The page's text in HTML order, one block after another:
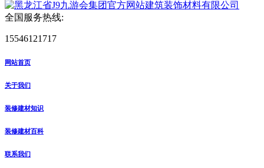
全国服务热线:
15546121717
网站首页
关于我们
装修建材知识
装修建材百科
联系我们